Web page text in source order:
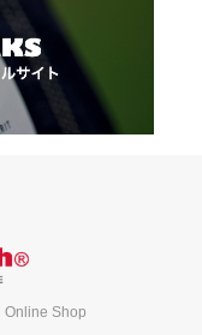
Online Shop